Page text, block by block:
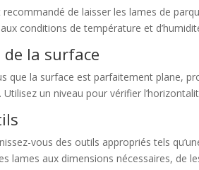
de laisser les lames de
conditions de température et
la surface
que la surface est parfaitement plane,
un niveau pour vérifier
vous des outils appropriés tels
lames aux dimensions nécessaires, de